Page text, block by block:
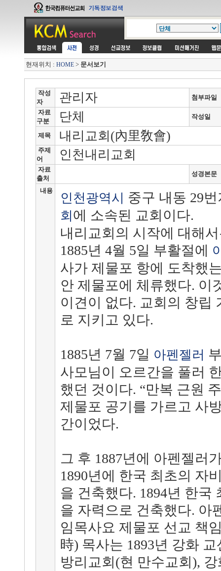
현재위치 : HOME > 문서보기
작성
자
관리자
첨부파일
자료
구분
단체 작성일
제목 내리교회(內里敎會)
주제
어
인천내리교회
자료
출처
성경본문
내용
인천광역시 중구 내동 29
회 에 소속된 교회이다.
내리교회의 시작에 대해
1885년 4월 5일 부활절에
사가 제물포 항에 도착했
안 제물포에 체류했다. 이
이견이 없다. 교회의 창립
로 지키고 있다.
1885년 7월 7일 아펜젤러
사모님이 오르간을 풀러
했던 것이다. “만복 근원
제물포 공기를 가르고 사
간이었다.
그 후 1887년에 아펜젤러
1890년에 한국 최초의 자
을 건축했다. 1894년 한국
을 자력으로 건축했다. 아
임목사요 제물포 선교 책
時) 목사는 1893년 강화
방리교회(현 만수교회),